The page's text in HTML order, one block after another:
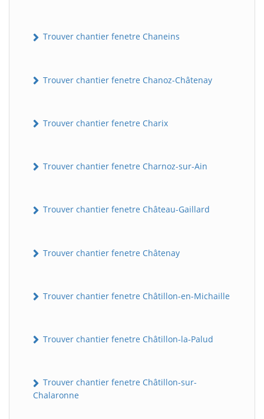
Trouver chantier fenetre Chaneins
Trouver chantier fenetre Chanoz-Châtenay
Trouver chantier fenetre Charix
Trouver chantier fenetre Charnoz-sur-Ain
Trouver chantier fenetre Château-Gaillard
Trouver chantier fenetre Châtenay
Trouver chantier fenetre Châtillon-en-Michaille
Trouver chantier fenetre Châtillon-la-Palud
Trouver chantier fenetre Châtillon-sur-
Chalaronne
B BatiWebPro